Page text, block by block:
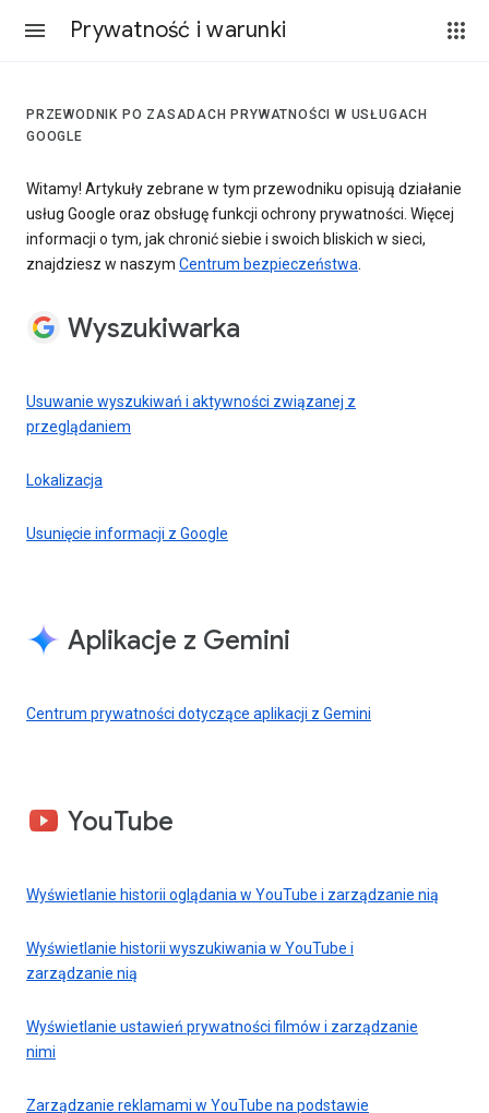
Prywatność i warunki
PRZEWODNIK PO ZASADACH PRYWATNOŚCI W USŁUGACH
GOOGLE
Witamy! Artykuły zebrane w tym przewodniku opisują działanie
usług Google oraz obsługę funkcji ochrony prywatności. Więcej
informacji o tym, jak chronić siebie i swoich bliskich w sieci,
znajdziesz w naszym Centrum bezpieczeństwa.
Wyszukiwarka
Usuwanie wyszukiwań i aktywności związanej z
przeglądaniem
Lokalizacja
Usunięcie informacji z Google
Aplikacje z Gemini
Centrum prywatności dotyczące aplikacji z Gemini
YouTube
Wyświetlanie historii oglądania w YouTube i zarządzanie nią
Wyświetlanie historii wyszukiwania w YouTube i
zarządzanie nią
Wyświetlanie ustawień prywatności filmów i zarządzanie
nimi
Zarządzanie reklamami w YouTube na podstawie